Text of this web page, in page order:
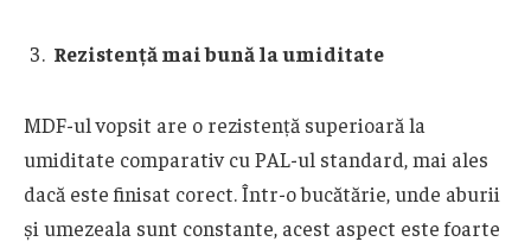
Rezistență mai bună la umiditate
MDF-ul vopsit are o rezistență superioară la
umiditate comparativ cu PAL-ul standard, mai ales
dacă este finisat corect. Într-o bucătărie, unde aburii
și umezeala sunt constante, acest aspect este foarte